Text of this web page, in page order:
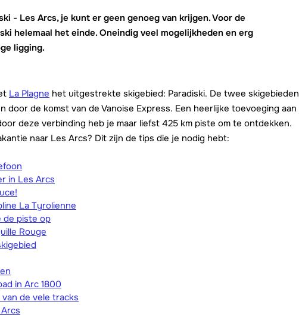
- Les Arcs, je kunt er geen genoeg van krijgen. Voor de
helemaal het einde. Oneindig veel mogelijkheden en erg
ligging.
La Plagne het uitgestrekte skigebied: Paradiski. De twee skigebieden
door de komst van de Vanoise Express. Een heerlijke toevoeging aan
deze verbinding heb je maar liefst 425 km piste om te ontdekken.
naar Les Arcs? Dit zijn de tips die je nodig hebt:
in Les Arcs
La Tyrolienne
de piste op
Rouge
in Arc 1800
de vele tracks